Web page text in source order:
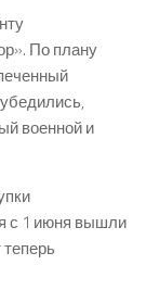
По плану
военной и
с 1 июня вышли